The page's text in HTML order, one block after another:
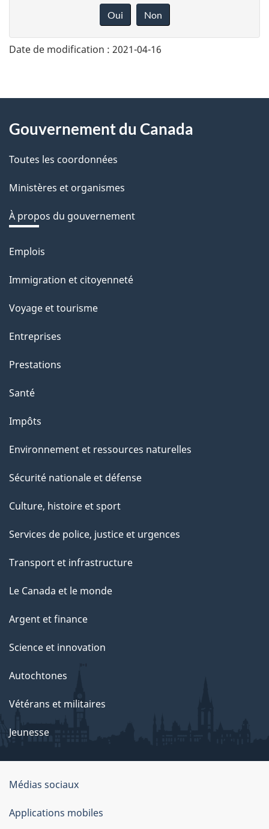
n
v
o
t
r
r
é
t
r
a
c
i
o
s
u
c
e
t
e
a
g
Oui Non
Date de modification : 2021-04-16
About
this
site
Gouvernement du Canada
Toutes les coordonnées
Ministères et organismes
À propos du gouvernement
Thèmes
sujets
Emplois
Immigration et citoyenneté
Voyage et tourisme
Entreprises
Prestations
Santé
Impôts
Environnement et ressources naturelles
Sécurité nationale et défense
Culture, histoire et sport
Services de police, justice et urgences
Transport et infrastructure
Le Canada et le monde
Argent et finance
Science et innovation
Autochtones
Vétérans et militaires
Jeunesse
À
propos
Médias sociaux
Applications mobiles